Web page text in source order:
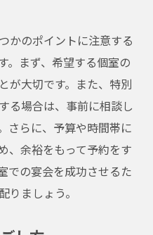
かのポイントに注意する
。まず、希望する個室の
が大切です。また、特別
る場合は、事前に相談し
さらに、予算や時間帯に
、余裕をもって予約をす
での宴会を成功させるた
りましょう。